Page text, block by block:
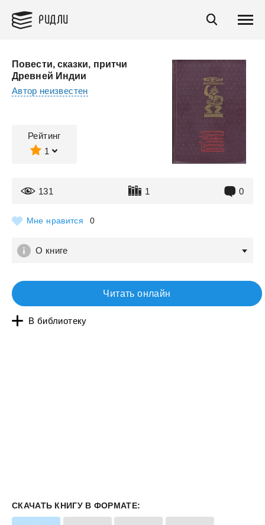
РИДЛИ
Повести, сказки, притчи
Древней Индии
Автор неизвестен
Рейтинг
1
131 1 0
Мне нравится 0
О книге
Читать онлайн
В библиотеку
СКАЧАТЬ КНИГУ В ФОРМАТЕ: